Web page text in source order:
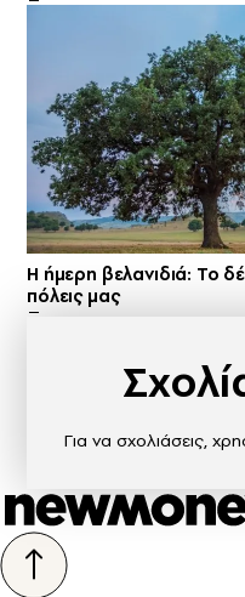
Η ήμερη βελανιδιά: Το
πόλεις μας
Για να σχολιάσεις,